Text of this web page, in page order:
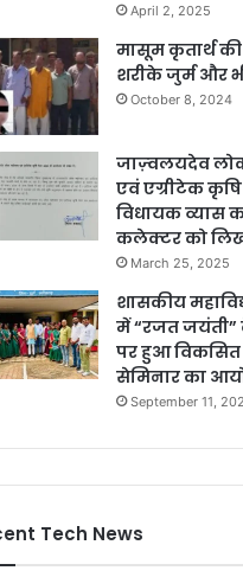
April 2, 2025
मासूम कृतार्थ
शरीके जुर्म और
October 8, 2024
जाज़्वलयदेव
एवं एग्रीटेक
विधायक व्यास
कलेक्टर को
March 25, 2025
शासकीय
में “रजत
पर हुआ विकसित
सेमिनार का
September 11,
Tech News